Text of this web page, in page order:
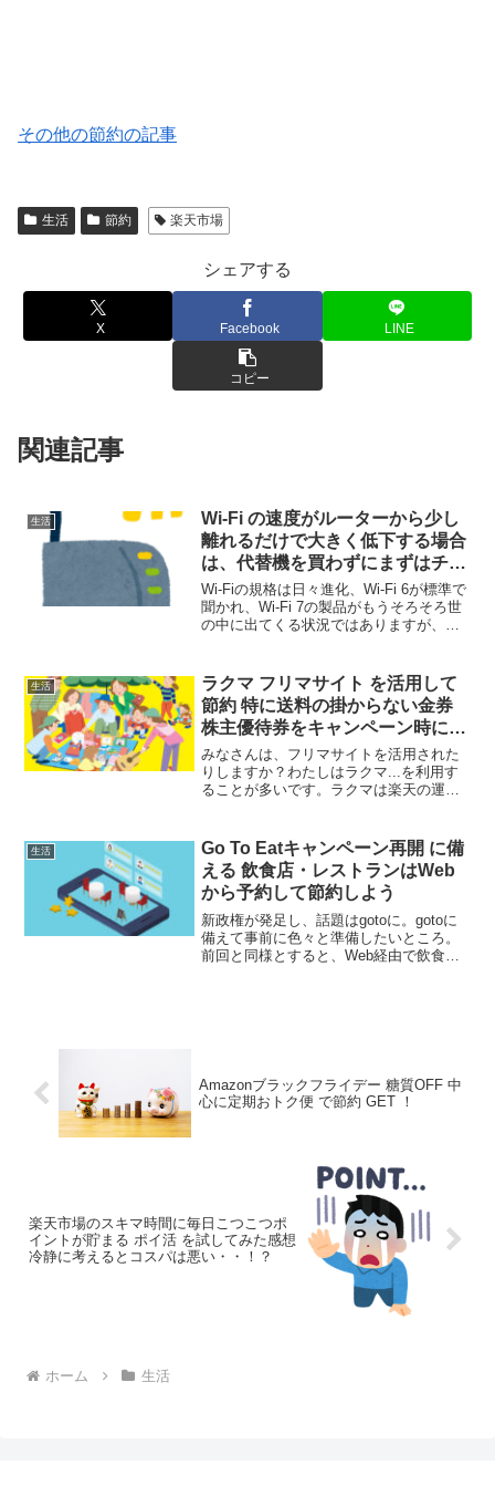
その他の節約の記事
生活 節約 楽天市場
シェアする
X Facebook LINE
コピー
関連記事
生活
Wi-Fi の速度がルーターから少し
離れるだけで大きく低下する場合
は、代替機を買わずにまずはチャ
ンネル設定を確認しましょう！
Wi-Fiの規格は日々進化、Wi-Fi 6が標準で
聞かれ、Wi-Fi 7の製品がもうそろそろ世
の中に出てくる状況ではありますが、昔
用しているWi-Fi ルーターT...
生活
ラクマ フリマサイト を活用して
節約 特に送料の掛からない金券
株主優待券をキャンペーン時に購
入するのがおすすめ 銀だこが280
円で食べられる？
みなさんは、フリマサイトを活用された
りしますか？わたしはラクマ...を利用す
ることが多いです。ラクマは楽天の運営
安く購入ができます。また、比較的キャ
ンペーンが多く、7%...
生活
Go To Eatキャンペーン再開 に備
える 飲食店・レストランはWeb
から予約して節約しよう
新政権が発足し、話題はgotoに。gotoに
備えて事前に色々と準備したいところ。
前回と同様とすると、Web経由で飲食店
Amazonブラックフライデー 糖質OFF 中
心に定期おトク便 で節約 GET ！
楽天市場のスキマ時間に毎日こつこつポ
イントが貯まる ポイ活 を試してみた感想
冷静に考えるとコスパは悪い・・！？
ホーム 生活